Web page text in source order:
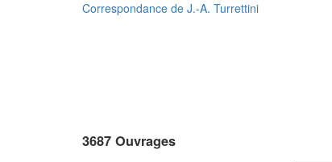
Correspondance de J.-A. Turrettini
3687 Ouvrages